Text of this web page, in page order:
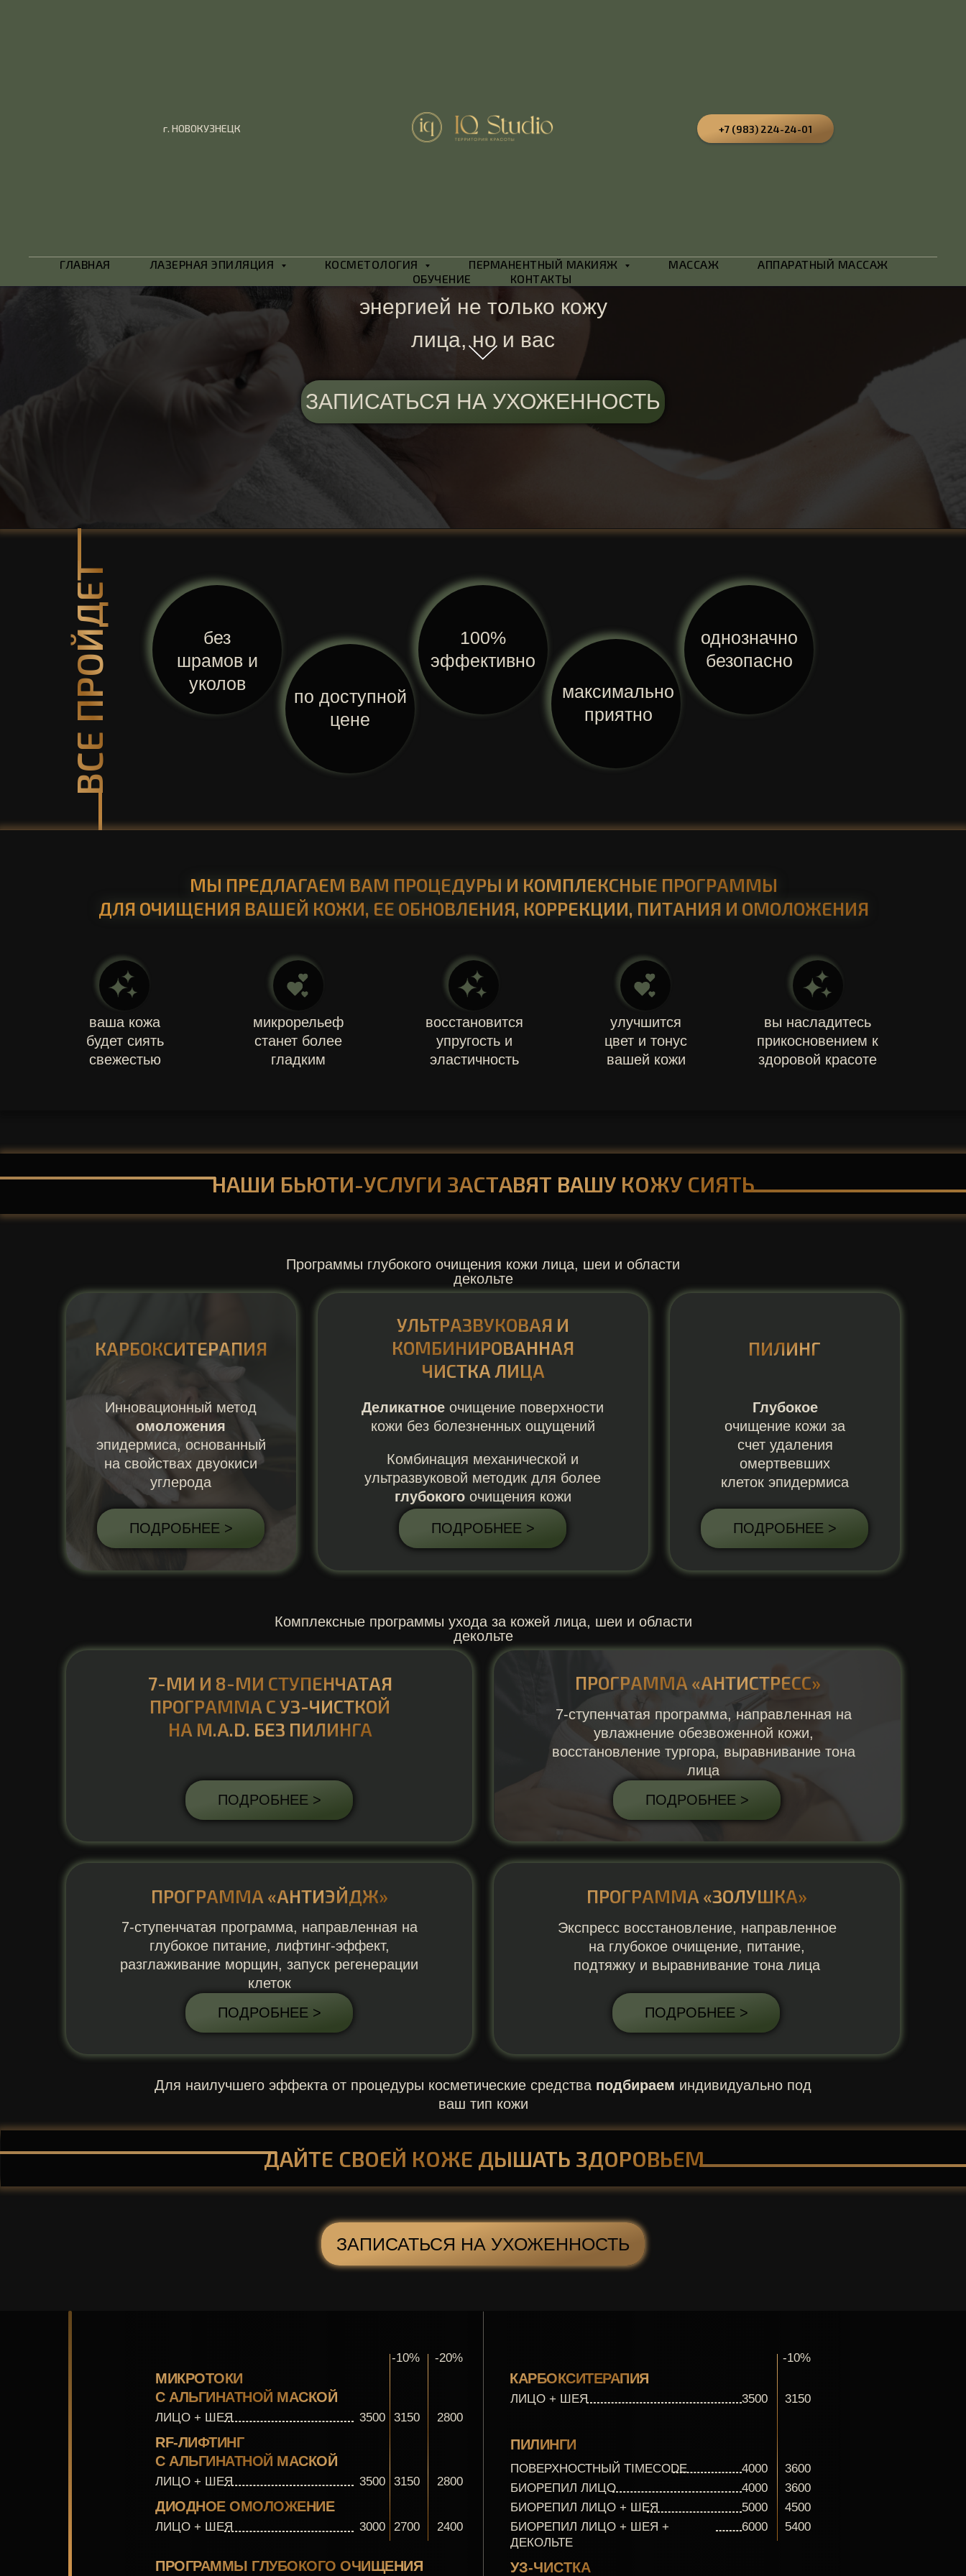
г. НОВОКУЗНЕЦК +7 (983) 224-24-01
ГЛАВНАЯ ЛАЗЕРНАЯ ЭПИЛЯЦИЯ КОСМЕТОЛОГИЯ ПЕРМАНЕНТНЫЙ МАКИЯЖ МАССАЖ
АППАРАТНЫЙ МАССАЖ
ОБУЧЕНИЕ
КОНТАКТЫ
Освежим и зарядим
энергией не только кожу
лица, но и вас
ЗАПИСАТЬСЯ НА УХОЖЕННОСТЬ
максимально
приятно
100%
эффективно
однозначно
безопасно
без
шрамов и
уколов
по доступной
цене
ВСЕ ПРОЙДЕТ
МЫ ПРЕДЛАГАЕМ ВАМ ПРОЦЕДУРЫ И КОМПЛЕКСНЫЕ ПРОГРАММЫ
ДЛЯ ОЧИЩЕНИЯ ВАШЕЙ КОЖИ, ЕЕ ОБНОВЛЕНИЯ, КОРРЕКЦИИ, ПИТАНИЯ И ОМОЛОЖЕНИЯ
ваша кожа
будет сиять
свежестью
микрорельеф
станет более
гладким
восстановится
упругость и
эластичность
улучшится
цвет и тонус
вашей кожи
вы насладитесь
прикосновением к
здоровой красоте
ПИЛИНГ
КАРБОКСИТЕРАПИЯ
Программы глубокого очищения кожи лица, шеи и области
декольте
Деликатное очищение поверхности
кожи без болезненных ощущений
УЛЬТРАЗВУКОВАЯ И
КОМБИНИРОВАННАЯ
ЧИСТКА ЛИЦА
Глубокое
очищение кожи за
счет удаления
омертвевших
клеток эпидермиса
Инновационный метод
омоложения
эпидермиса, основанный
на свойствах двуокиси
углерода
Комбинация механической и
ультразвуковой методик для более
глубокого очищения кожи
ПОДРОБНЕЕ >
ПОДРОБНЕЕ >
ПОДРОБНЕЕ >
НАШИ БЬЮТИ-УСЛУГИ ЗАСТАВЯТ ВАШУ КОЖУ СИЯТЬ
Комплексные программы ухода за кожей лица, шеи и области
декольте
ПРОГРАММА «АНТИЭЙДЖ»
7-ступенчатая программа, направленная на
глубокое питание, лифтинг-эффект,
разглаживание морщин, запуск регенерации
клеток
ПРОГРАММА «АНТИСТРЕСС»
ПРОГРАММА «ЗОЛУШКА»
7-МИ И 8-МИ СТУПЕНЧАТАЯ
ПРОГРАММА С УЗ-ЧИСТКОЙ
НА M.A.D. БЕЗ ПИЛИНГА
Экспресс восстановление, направленное
на глубокое очищение, питание,
подтяжку и выравнивание тона лица
7-ступенчатая программа, направленная на
увлажнение обезвоженной кожи,
восстановление тургора, выравнивание тона
лица
Для наилучшего эффекта от процедуры косметические средства подбираем индивидуально под
ваш тип кожи
ПОДРОБНЕЕ >
ПОДРОБНЕЕ >
ПОДРОБНЕЕ >
ПОДРОБНЕЕ >
ЗАПИСАТЬСЯ НА УХОЖЕННОСТЬ
ДАЙТЕ СВОЕЙ КОЖЕ ДЫШАТЬ ЗДОРОВЬЕМ
ЛИЦО + ШЕЯ
ПРОГРАММЫ ГЛУБОКОГО ОЧИЩЕНИЯ
2800
МИКРОТОКИ
С АЛЬГИНАТНОЙ МАСКОЙ
RF-ЛИФТИНГ
С АЛЬГИНАТНОЙ МАСКОЙ
ЛИЦО + ШЕЯ 2800
ДИОДНОЕ ОМОЛОЖЕНИЕ
ЛИЦО + ШЕЯ 2400
3150
3150
2700
3500
3500
3000
-20%
-10%
ЛИЦО + ШЕЯ
БИОРЕПИЛ ЛИЦО + ШЕЯ
3150
4500
КАРБОКСИТЕРАПИЯ
ПИЛИНГИ
ПОВЕРХНОСТНЫЙ TIMECODE
3600
БИОРЕПИЛ ЛИЦО
3600
БИОРЕПИЛ ЛИЦО + ШЕЯ +
ДЕКОЛЬТЕ
5400
3500
4000
4000
-10%
УЗ-ЧИСТКА
5000
6000